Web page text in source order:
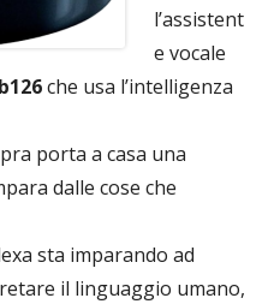
l’assistent
e vocale
che usa l’intelligenza
porta a casa una
dalle cose che
sta imparando ad
il linguaggio umano,